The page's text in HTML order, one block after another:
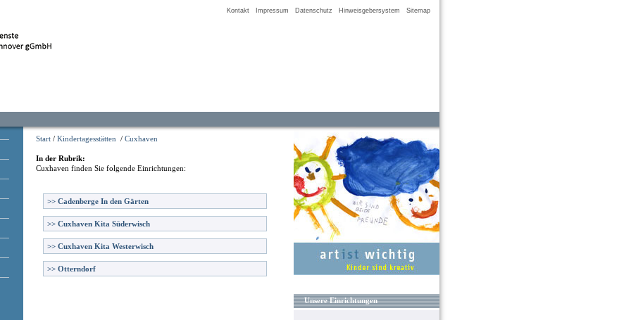
Kontakt Impressum Datenschutz Hinweisgebersystem Sitemap
Start / Kindertagesstätten / Cuxhaven
In der Rubrik:
Cuxhaven finden Sie folgende Einrichtungen:
>> Cadenberge In den Gärten
>> Cuxhaven Kita Süderwisch
>> Cuxhaven Kita Westerwisch
>> Otterndorf
Unsere Einrichtungen